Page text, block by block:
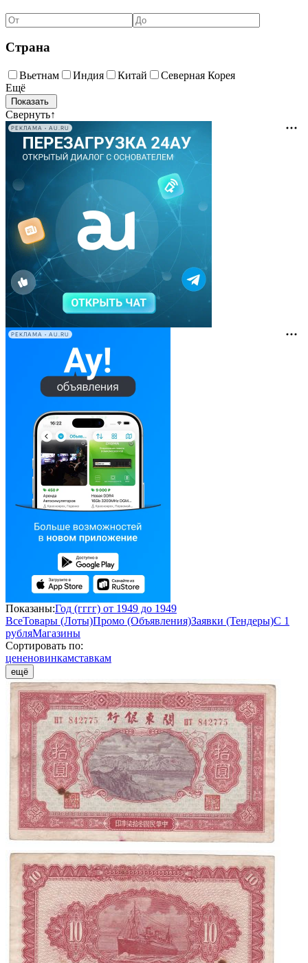
Страна
Вьетнам Индия Китай
Северная Корея
Ещё
Свернуть↑
РЕКЛАМА • AU.RU
РЕКЛАМА • AU.RU
Показаны:Год (гггг) от 1949 до 1949
ВсеТовары (Лоты)Промо (Объявления)Заявки (Тендеры)С 1
рубляМагазины
Сортировать по:
цененовинкамставкам
ещё